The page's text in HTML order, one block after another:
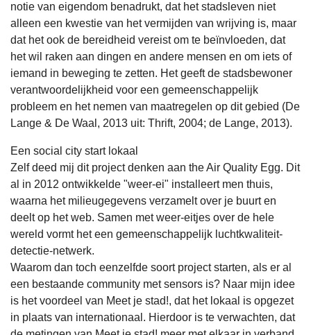
notie van eigendom benadrukt, dat het stadsleven niet
alleen een kwestie van het vermijden van wrijving is, maar
dat het ook de bereidheid vereist om te beïnvloeden, dat
het wil raken aan dingen en andere mensen en om iets of
iemand in beweging te zetten. Het geeft de stadsbewoner
verantwoordelijkheid voor een gemeenschappelijk
probleem en het nemen van maatregelen op dit gebied (De
Lange & De Waal, 2013 uit: Thrift, 2004; de Lange, 2013).
Een social city start lokaal
Zelf deed mij dit project denken aan the Air Quality Egg. Dit
al in 2012 ontwikkelde "weer-ei" installeert men thuis,
waarna het milieugegevens verzamelt over je buurt en
deelt op het web. Samen met weer-eitjes over de hele
wereld vormt het een gemeenschappelijk luchtkwaliteit-
detectie-netwerk.
Waarom dan toch eenzelfde soort project starten, als er al
een bestaande community met sensors is? Naar mijn idee
is het voordeel van Meet je stad!, dat het lokaal is opgezet
in plaats van internationaal. Hierdoor is te verwachten, dat